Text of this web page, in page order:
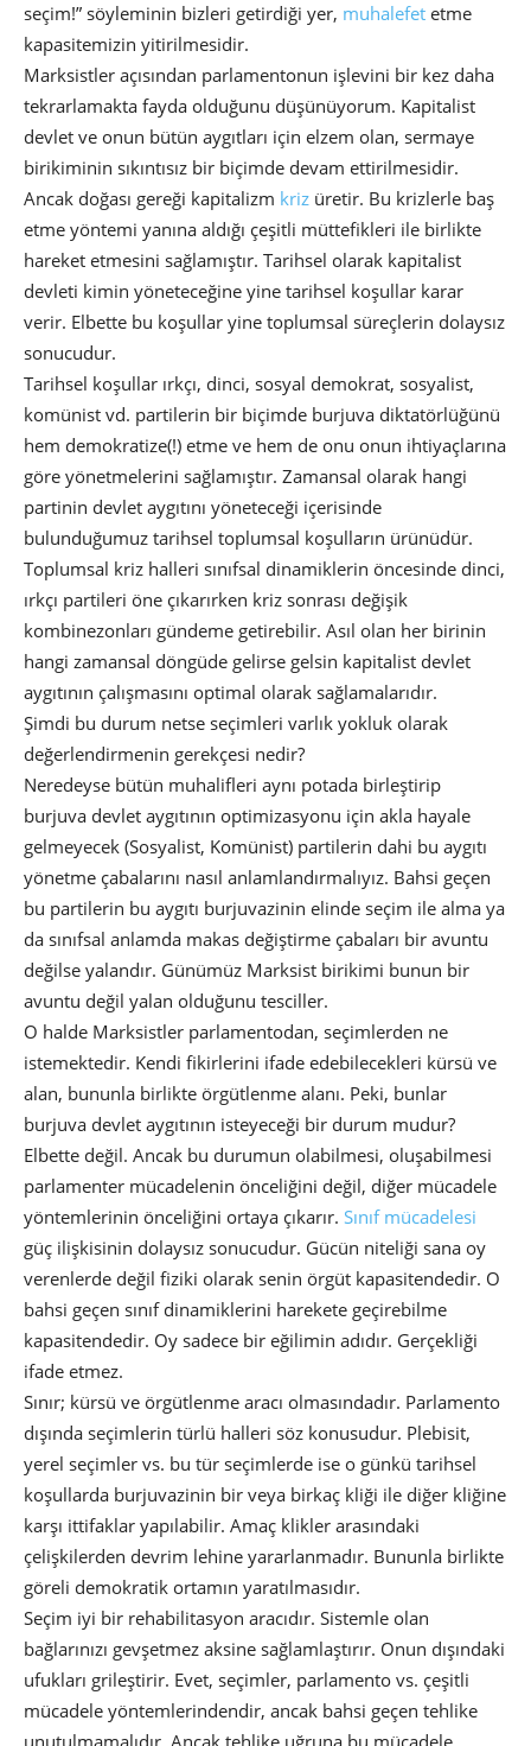
seçim!” söyleminin bizleri getirdiği yer, muhalefet etme
kapasitemizin yitirilmesidir.
Marksistler açısından parlamentonun işlevini bir kez daha
tekrarlamakta fayda olduğunu düşünüyorum. Kapitalist
devlet ve onun bütün aygıtları için elzem olan, sermaye
birikiminin sıkıntısız bir biçimde devam ettirilmesidir.
Ancak doğası gereği kapitalizm kriz üretir. Bu krizlerle baş
etme yöntemi yanına aldığı çeşitli müttefikleri ile birlikte
hareket etmesini sağlamıştır. Tarihsel olarak kapitalist
devleti kimin yöneteceğine yine tarihsel koşullar karar
verir. Elbette bu koşullar yine toplumsal süreçlerin dolaysız
sonucudur.
Tarihsel koşullar ırkçı, dinci, sosyal demokrat, sosyalist,
komünist vd. partilerin bir biçimde burjuva diktatörlüğünü
hem demokratize(!) etme ve hem de onu onun ihtiyaçlarına
göre yönetmelerini sağlamıştır. Zamansal olarak hangi
partinin devlet aygıtını yöneteceği içerisinde
bulunduğumuz tarihsel toplumsal koşulların ürünüdür.
Toplumsal kriz halleri sınıfsal dinamiklerin öncesinde dinci,
ırkçı partileri öne çıkarırken kriz sonrası değişik
kombinezonları gündeme getirebilir. Asıl olan her birinin
hangi zamansal döngüde gelirse gelsin kapitalist devlet
aygıtının çalışmasını optimal olarak sağlamalarıdır.
Şimdi bu durum netse seçimleri varlık yokluk olarak
değerlendirmenin gerekçesi nedir?
Neredeyse bütün muhalifleri aynı potada birleştirip
burjuva devlet aygıtının optimizasyonu için akla hayale
gelmeyecek (Sosyalist, Komünist) partilerin dahi bu aygıtı
yönetme çabalarını nasıl anlamlandırmalıyız. Bahsi geçen
bu partilerin bu aygıtı burjuvazinin elinde seçim ile alma ya
da sınıfsal anlamda makas değiştirme çabaları bir avuntu
değilse yalandır. Günümüz Marksist birikimi bunun bir
avuntu değil yalan olduğunu tesciller.
O halde Marksistler parlamentodan, seçimlerden ne
istemektedir. Kendi fikirlerini ifade edebilecekleri kürsü ve
alan, bununla birlikte örgütlenme alanı. Peki, bunlar
burjuva devlet aygıtının isteyeceği bir durum mudur?
Elbette değil. Ancak bu durumun olabilmesi, oluşabilmesi
parlamenter mücadelenin önceliğini değil, diğer mücadele
yöntemlerinin önceliğini ortaya çıkarır. Sınıf mücadelesi
güç ilişkisinin dolaysız sonucudur. Gücün niteliği sana oy
verenlerde değil fiziki olarak senin örgüt kapasitendedir. O
bahsi geçen sınıf dinamiklerini harekete geçirebilme
kapasitendedir. Oy sadece bir eğilimin adıdır. Gerçekliği
ifade etmez.
Sınır; kürsü ve örgütlenme aracı olmasındadır. Parlamento
dışında seçimlerin türlü halleri söz konusudur. Plebisit,
yerel seçimler vs. bu tür seçimlerde ise o günkü tarihsel
koşullarda burjuvazinin bir veya birkaç kliği ile diğer kliğine
karşı ittifaklar yapılabilir. Amaç klikler arasındaki
çelişkilerden devrim lehine yararlanmadır. Bununla birlikte
göreli demokratik ortamın yaratılmasıdır.
Seçim iyi bir rehabilitasyon aracıdır. Sistemle olan
bağlarınızı gevşetmez aksine sağlamlaştırır. Onun dışındaki
ufukları grileştirir. Evet, seçimler, parlamento vs. çeşitli
mücadele yöntemlerindendir, ancak bahsi geçen tehlike